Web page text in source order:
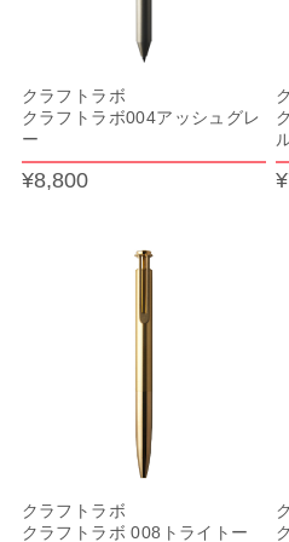
クラフトラボ
クラフトラボ004アッシュグレ
ー
¥8,800
クラフトラボ
クラフトラボ 008トライトー